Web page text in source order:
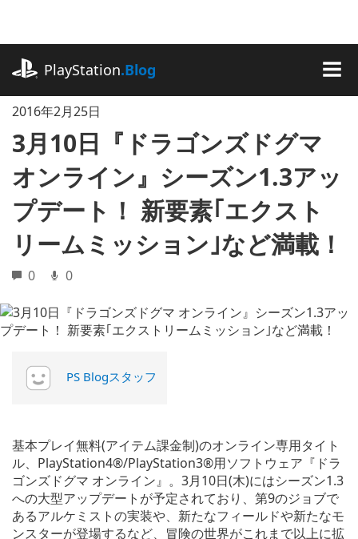
に
キ
ッ
プ
PlayStation.Blog
2016年2月25日
3月10日『ドラゴンズドグマ
オンライン』シーズン1.3アッ
プデート！ 新要素｢エクスト
リームミッション｣など満載！
0 0
PS Blogスタッフ
基本プレイ無料(アイテム課金制)のオンライン専用タイト
ル、PlayStation4®/PlayStation3®用ソフトウェア『ドラ
ゴンズドグマ オンライン』。3月10日(木)にはシーズン1.3
への大型アップデートが予定されており、第9のジョブで
あるアルケミストの実装や、新たなフィールドや新たなモ
ンスターが登場するなど、冒険の世界がこれまで以上に拡